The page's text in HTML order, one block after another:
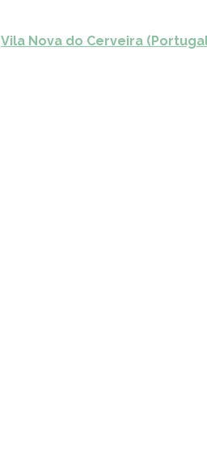
Vila Nova do Cerveira